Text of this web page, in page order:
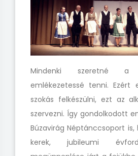
Mindenki szeretné a
emlékezetessé tenni. Ezért
szokás felkészülni, ezt az
szervezni. Így gondolkodott
Búzavirág Néptánccsoport is,
kerek, jubileumi